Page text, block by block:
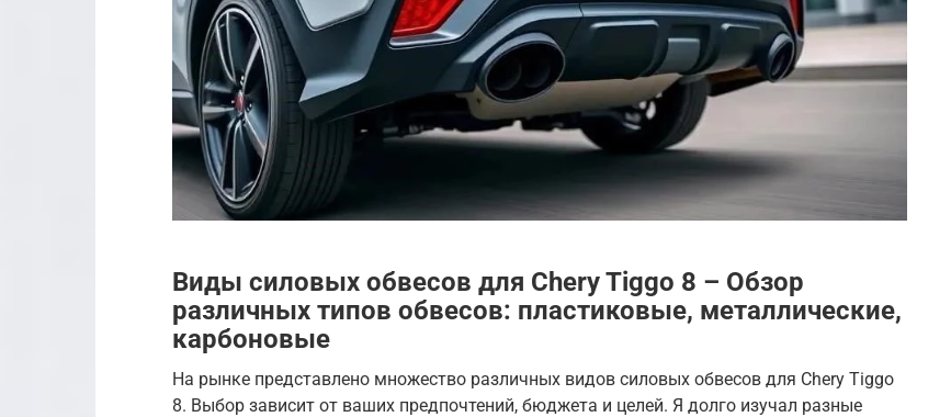
Виды силовых обвесов для Chery Tiggo 8 – Обзор
различных типов обвесов: пластиковые, металлические,
карбоновые
На рынке представлено множество различных видов силовых обвесов для Chery Tiggo
8. Выбор зависит от ваших предпочтений, бюджета и целей. Я долго изучал разные